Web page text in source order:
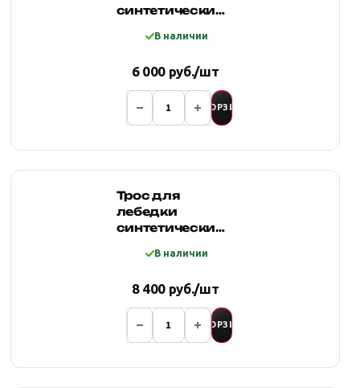
синтетический
оранжевый
В наличии
6 000 руб./шт
В КОРЗИНУ
Трос для
лебедки
синтетический
оранжевый
В наличии
8 400 руб./шт
В КОРЗИНУ